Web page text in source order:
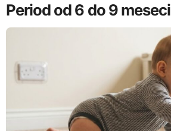
Period od 6 do 9 meseci